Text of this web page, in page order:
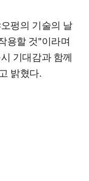
펑의 기술의 날
용할 것"이라며
기대감과 함께
밝혔다.